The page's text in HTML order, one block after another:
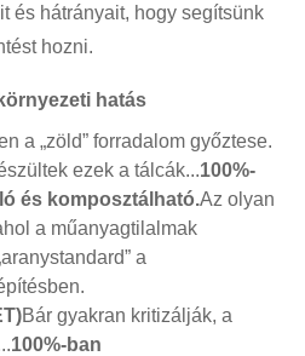
és hátrányait, hogy segítsünk
hozni.
hatás
a „zöld” forradalom győztese.
ezek a tálcák...100%-
és komposztálható.Az olyan
a műanyagtilalmak
a
Bár gyakran kritizálják, a
100%-ban